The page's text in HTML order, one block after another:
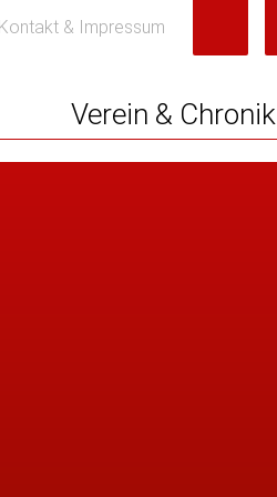
Kontakt & Impressum
Verein & Chronik